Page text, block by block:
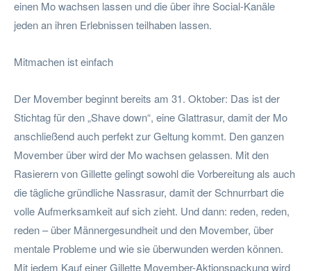
einen Mo wachsen lassen und die über ihre Social-Kanäle
jeden an ihren Erlebnissen teilhaben lassen.
Mitmachen ist einfach
Der Movember beginnt bereits am 31. Oktober: Das ist der
Stichtag für den „Shave down“, eine Glattrasur, damit der Mo
anschließend auch perfekt zur Geltung kommt. Den ganzen
Movember über wird der Mo wachsen gelassen. Mit den
Rasierern von Gillette gelingt sowohl die Vorbereitung als auch
die tägliche gründliche Nassrasur, damit der Schnurrbart die
volle Aufmerksamkeit auf sich zieht. Und dann: reden, reden,
reden – über Männergesundheit und den Movember, über
mentale Probleme und wie sie überwunden werden können.
Mit jedem Kauf einer Gillette Movember-Aktionspackung wird